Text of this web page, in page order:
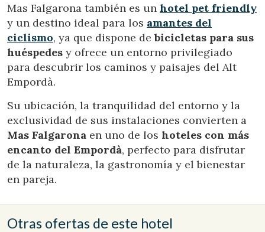
Mas Falgarona también es un hotel pet friendly
y un destino ideal para los amantes del
ciclismo, ya que dispone debicicletas para sus
huéspedes y ofrece un entorno privilegiado
para descubrir los caminos y paisajes del Alt
Empordà.
Su ubicación, la tranquilidad del entorno y la
exclusividad de sus instalaciones convierten a
Mas Falgarona en uno de los hoteles con más
encanto del Empordà, perfecto para disfrutar
de la naturaleza, la gastronomía y el bienestar
en pareja.
Otras ofertas de este hotel
Estas cookies son utilizadas para almacenar información
sobre las preferencias y elecciones personales del usuario
a través de la observación continuada de sus hábitos de
navegación. Gracias a ellas, podemos conocer los hábitos
de navegación en el sitio web y mostrar publicidad
relacionada con el perfil de navegación del usuario.